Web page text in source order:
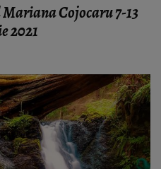
Cojocaru 7-13
2021